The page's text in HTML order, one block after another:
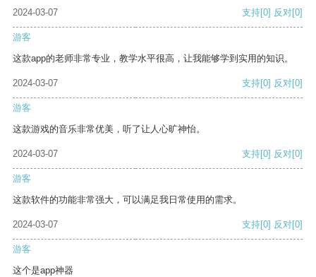
2024-03-07 支持[0] 反对[0]
游客
这款app的老师非常专业，教学水平很高，让我能够学到实用的知识。
2024-03-07 支持[0] 反对[0]
游客
这款游戏的音乐非常优美，听了让人心旷神怡。
2024-03-07 支持[0] 反对[0]
游客
这款软件的功能非常强大，可以满足我日常使用的需求。
2024-03-07 支持[0] 反对[0]
游客
这个是app神器